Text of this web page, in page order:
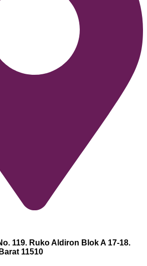
119. Ruko Aldiron Blok A 17-18.
11510